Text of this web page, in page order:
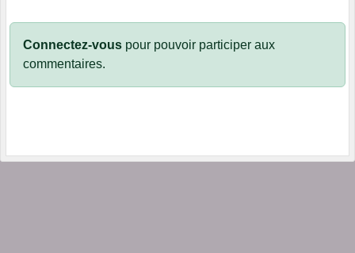
Connectez-vous pour pouvoir participer aux
commentaires.